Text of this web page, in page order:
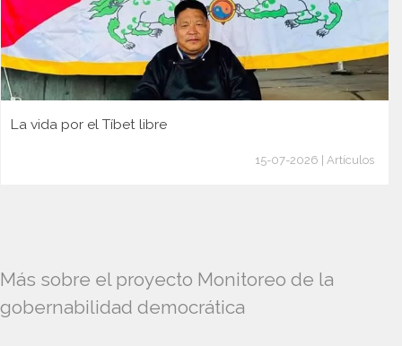
La vida por el Tíbet libre
15-07-2026 | Artículos
Más sobre el proyecto Monitoreo de la
gobernabilidad democrática